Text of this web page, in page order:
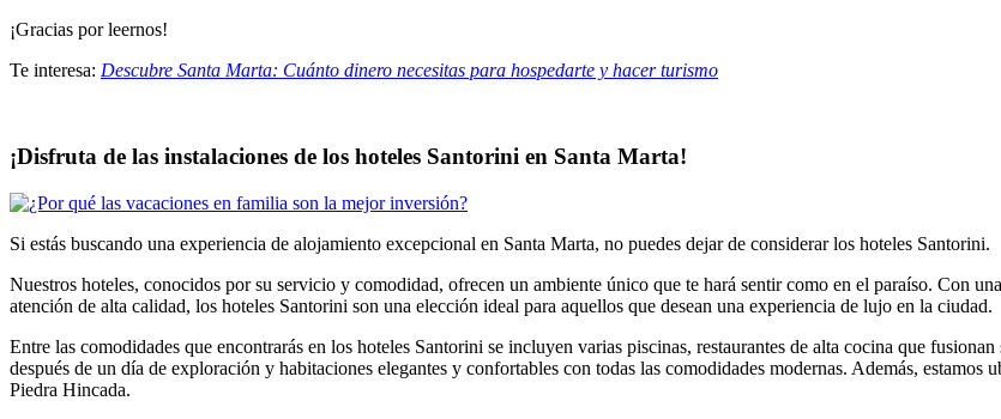
¡Gracias por leernos!
Te interesa: Descubre Santa Marta: Cuánto dinero necesitas para hospedarte y hacer turismo
¡Disfruta de las instalaciones de los hoteles Santorini en Santa Marta!
Si estás buscando una experiencia de alojamiento excepcional en Santa Marta, no puedes dejar de considerar los hoteles Santorini.
Nuestros hoteles, conocidos por su servicio y comodidad, ofrecen un ambiente único que te hará sentir como en el paraíso. Con
atención de alta calidad, los hoteles Santorini son una elección ideal para aquellos que desean una experiencia de lujo en la ciudad.
Entre las comodidades que encontrarás en los hoteles Santorini se incluyen varias piscinas, restaurantes de alta cocina que
después de un día de exploración y habitaciones elegantes y confortables con todas las comodidades modernas. Además,
Piedra Hincada.